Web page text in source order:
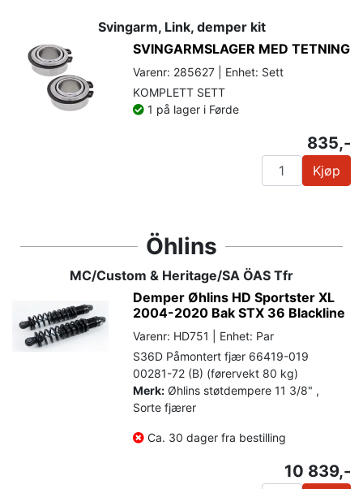
Svingarm, Link, demper kit
SVINGARMSLAGER MED TETNING
Varenr: 285627 | Enhet: Sett
KOMPLETT SETT
1 på lager i Førde
835,-
Kjøp
Öhlins
MC/Custom & Heritage/SA ÖAS Tfr
Demper Øhlins HD Sportster XL
2004-2020 Bak STX 36 Blackline
Varenr: HD751 | Enhet: Par
S36D Påmontert fjær 66419-019
00281-72 (B) (førervekt 80 kg)
Merk: Øhlins støtdempere 11 3/8" ,
Sorte fjærer
Ca. 30 dager fra bestilling
10 839,-